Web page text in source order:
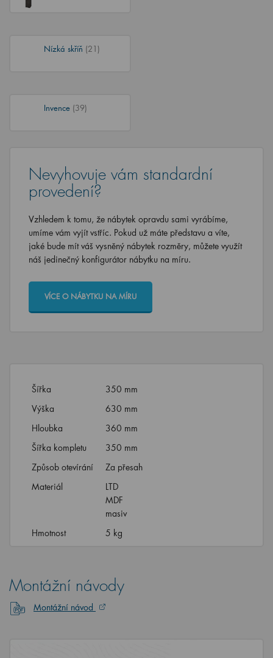
Nízká skříň (21)
Invence (39)
Nevyhovuje vám standardní
provedení?
Vzhledem k tomu, že nábytek opravdu sami vyrábíme,
umíme vám vyjít vstříc. Pokud už máte představu a víte,
jaké bude mít váš vysněný nábytek rozměry, můžete využít
náš jedinečný konfigurátor nábytku na míru.
VÍCE O NÁBYTKU NA MÍRU
Šířka
350 mm
Výška
630 mm
Hloubka
360 mm
Šířka kompletu
350 mm
Způsob otevírání
Za přesah
Materiál
LTD
MDF
masiv
Hmotnost
5 kg
Montážní návody
Montážní návod